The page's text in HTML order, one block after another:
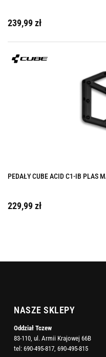
239,99 zł
PEDAŁY CUBE ACID C1-IB PLAS
229,99 zł
NASZE SKLEPY
Oddział Tczew
83-110, ul. Armii Krajowej 66B
tel: 690-495-817 690-495-815